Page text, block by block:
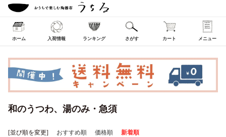
ホーム 入荷情報 ランキング さがす カート メニュー
和のうつわ、湯のみ・急須
[並び順を変更] おすすめ順 価格順 新着順